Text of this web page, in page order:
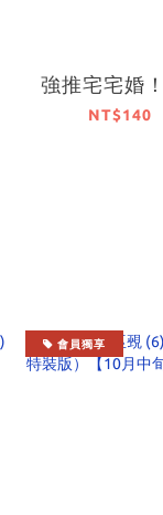
強推宅宅婚
NT$140
會員獨享